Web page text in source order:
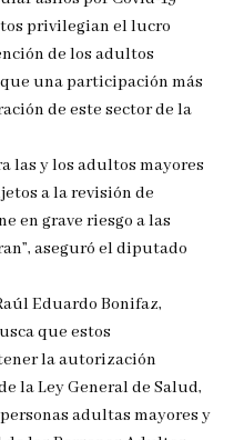
privilegian el lucro
de los adultos
una participación más
de este sector de la
las y los adultos mayores
a la revisión de
en grave riesgo a las
aseguró el diputado
Eduardo Bonifaz,
que estos
la autorización
la Ley General de Salud,
adultas mayores y